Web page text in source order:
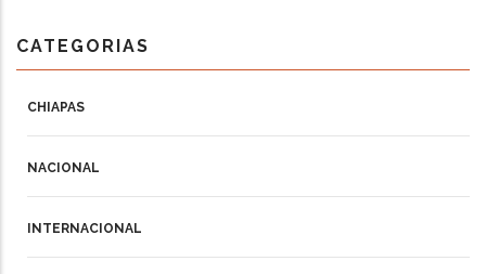
CATEGORIAS
CHIAPAS
NACIONAL
INTERNACIONAL